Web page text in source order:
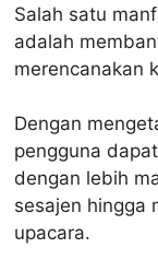
Salah satu
adalah
merencanakan
Dengan
pengguna
dengan lebih
sesajen hingga
upacara.